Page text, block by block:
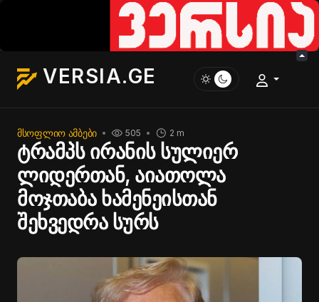
VERSIA.GE
ᲛᲡᲝᲤᲚᲘᲝ ᲐᲛᲑᲔᲑᲘ 2 m
505
ტრამპს ირანის სულიერ
ლიდერთან, აიათოლა
მოჯთაბა ხამენეისთან
შეხვედრა სურს